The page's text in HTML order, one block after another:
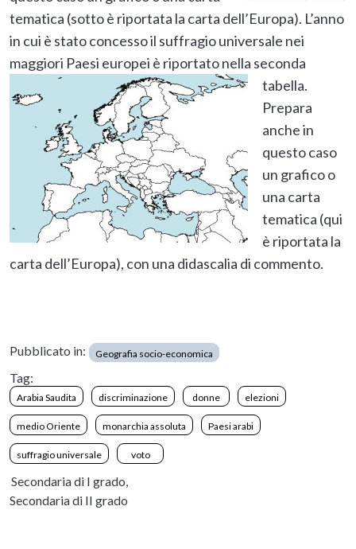
tematica (sotto è riportata la carta dell’Europa). L’anno
in cui è stato concesso il suffragio universale nei
maggiori Paesi europei è riportato nella seconda
tabella.
Prepara
anche in
questo caso
un grafico o
una carta
tematica (qui
è riportata la
carta dell’Europa), con una didascalia di commento.
Pubblicato in: Geografia socio-economica
Tag:
Arabia Saudita discriminazione donne elezioni
medio Oriente monarchia assoluta Paesi arabi
suffragio universale voto
Secondaria di I grado,
Secondaria di II grado